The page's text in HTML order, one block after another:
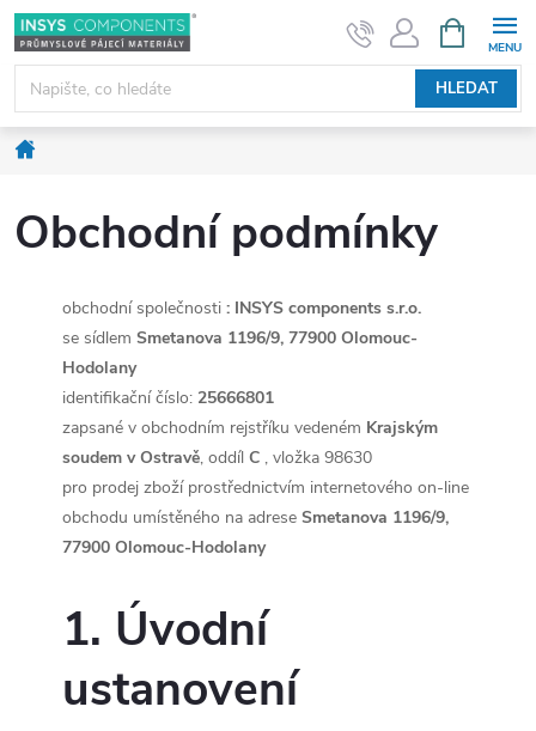
Přejít
na
obsah
HLEDAT
NÁKUPNÍ
KOŠÍK
Domů
Obchodní podmínky
obchodní společnosti : INSYS components s.r.o.
se sídlem Smetanova 1196/9, 77900 Olomouc-
Hodolany
identifikační číslo: 25666801
zapsané v obchodním rejstříku vedeném Krajským
soudem v Ostravě, oddíl C , vložka 98630
pro prodej zboží prostřednictvím internetového on-line
obchodu umístěného na adrese Smetanova 1196/9,
77900 Olomouc-Hodolany
1. Úvodní
ustanovení